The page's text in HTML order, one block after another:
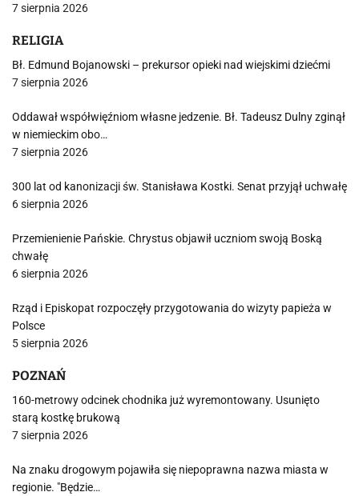
7 sierpnia 2026
RELIGIA
Bł. Edmund Bojanowski – prekursor opieki nad wiejskimi dziećmi
7 sierpnia 2026
Oddawał współwięźniom własne jedzenie. Bł. Tadeusz Dulny zginął
w niemieckim obo…
7 sierpnia 2026
300 lat od kanonizacji św. Stanisława Kostki. Senat przyjął uchwałę
6 sierpnia 2026
Przemienienie Pańskie. Chrystus objawił uczniom swoją Boską
chwałę
6 sierpnia 2026
Rząd i Episkopat rozpoczęły przygotowania do wizyty papieża w
Polsce
5 sierpnia 2026
POZNAŃ
160-metrowy odcinek chodnika już wyremontowany. Usunięto
starą kostkę brukową
7 sierpnia 2026
Na znaku drogowym pojawiła się niepoprawna nazwa miasta w
regionie. "Będzie…